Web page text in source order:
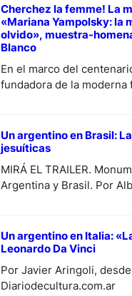
Cherchez la femme! La
«Mariana Yampolsky: la
olvido», muestra-
Blanco
En el marco del
fundadora de la moderna
de Buenos Aires y la
mexicana presentan una
por sus obras más
memorables, que se
diciembre al 15…
Un argentino en Brasil:
jesuíticas
MIRÁ EL TRAILER.
Argentina y Brasil. Por
Un argentino en Italia:
Leonardo Da Vinci
Por Javier Aringoli,
Diariodecultura.com.ar